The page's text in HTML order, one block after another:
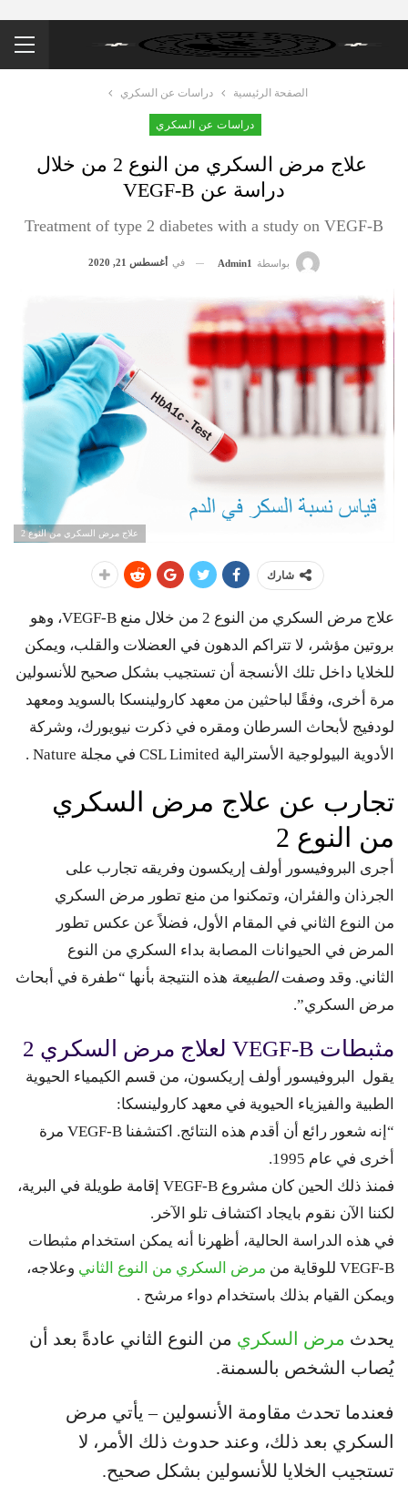
الصفحة الرئيسية دراسات عن السكري
دراسات عن السكري
علاج مرض السكري من النوع 2 من خلال
دراسة عن VEGF-B
Treatment of type 2 diabetes with a study on VEGF-B
بواسطة Admin1 في أغسطس 21, 2020
علاج مرض السكري من النوع 2
شارك
علاج مرض السكري من النوع 2 من خلال منع VEGF-B، وهو
بروتين مؤشر، لا تتراكم الدهون في العضلات والقلب، ويمكن
للخلايا داخل تلك الأنسجة أن تستجيب بشكل صحيح للأنسولين
مرة أخرى، وفقًا لباحثين من معهد كارولينسكا بالسويد ومعهد
لودفيج لأبحاث السرطان ومقره في ذكرت نيويورك، وشركة
الأدوية البيولوجية الأسترالية CSL Limited في مجلة Nature .
تجارب عن علاج مرض السكري
من النوع 2
أجرى البروفيسور أولف إريكسون وفريقه تجارب على
الجرذان والفئران، وتمكنوا من منع تطور مرض السكري
من النوع الثاني في المقام الأول، فضلاً عن عكس تطور
المرض في الحيوانات المصابة بداء السكري من النوع
الثاني. وقد وصفتالطبيعة هذه النتيجة بأنها “طفرة في أبحاث
مرض السكري”.
مثبطات VEGF-B لعلاج مرض السكري 2
يقول البروفيسور أولف إريكسون، من قسم الكيمياء الحيوية
الطبية والفيزياء الحيوية في معهد كارولينسكا:
“إنه شعور رائع أن أقدم هذه النتائج. اكتشفنا VEGF-B مرة
أخرى في عام 1995.
فمنذ ذلك الحين كان مشروع VEGF-B إقامة طويلة في البرية،
لكننا الآن نقوم بايجاد اكتشاف تلو الآخر.
في هذه الدراسة الحالية، أظهرنا أنه يمكن استخدام مثبطات
VEGF-B للوقاية من
مرض السكري من النوع الثاني وعلاجه،
ويمكن القيام بذلك باستخدام دواء مرشح .
يحدث مرض السكري من النوع الثاني عادةً بعد أن
يُصاب الشخص بالسمنة.
فعندما تحدث مقاومة الأنسولين – يأتي مرض
السكري بعد ذلك، وعند حدوث ذلك الأمر، لا
تستجيب الخلايا للأنسولين بشكل صحيح.